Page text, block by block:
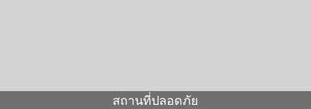
สถานที่ปลอดภัย